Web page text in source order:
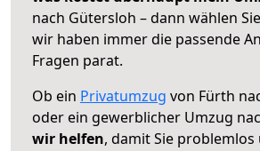
nach Gütersloh – dann wählen
wir haben immer die passende
Fragen parat.
Ob ein Privatumzug von Fürth
oder ein gewerblicher Umzug
wir helfen, damit Sie